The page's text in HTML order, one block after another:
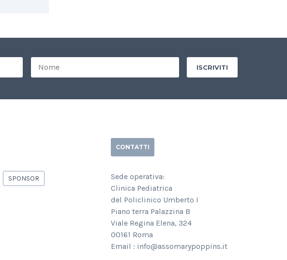
SPONSOR
CONTATTI
Sede operativa:
Clinica Pediatrica
del Policlinico Umberto I
Piano terra Palazzina B
Viale Regina Elena, 324
00161 Roma
Email : info@assomarypoppins.it